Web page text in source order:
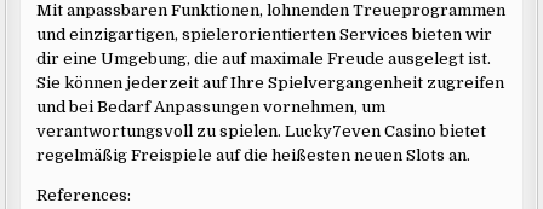
Mit anpassbaren Funktionen, lohnenden Treueprogrammen
und einzigartigen, spielerorientierten Services bieten wir
dir eine Umgebung, die auf maximale Freude ausgelegt ist.
Sie können jederzeit auf Ihre Spielvergangenheit zugreifen
und bei Bedarf Anpassungen vornehmen, um
verantwortungsvoll zu spielen. Lucky7even Casino bietet
regelmäßig Freispiele auf die heißesten neuen Slots an.
References: